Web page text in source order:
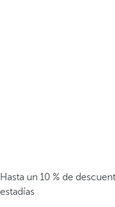
Hasta un 10 % de
estadías